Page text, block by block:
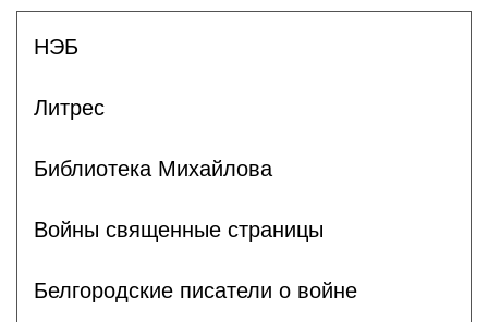
НЭБ
Литрес
Библиотека Михайлова
Войны священные страницы
Белгородские писатели о войне